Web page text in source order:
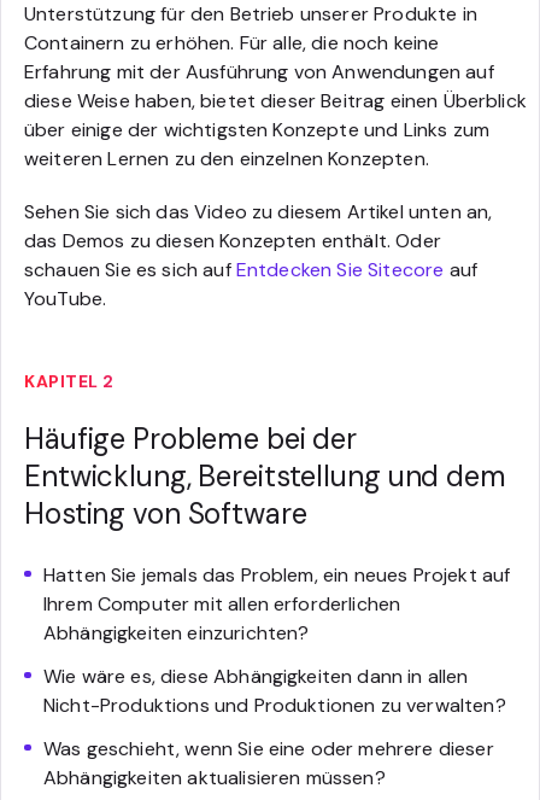
Unterstützung für den Betrieb unserer Produkte in
Containern zu erhöhen. Für alle, die noch keine
Erfahrung mit der Ausführung von Anwendungen auf
diese Weise haben, bietet dieser Beitrag einen Überblick
über einige der wichtigsten Konzepte und Links zum
weiteren Lernen zu den einzelnen Konzepten.
Sehen Sie sich das Video zu diesem Artikel unten an,
das Demos zu diesen Konzepten enthält. Oder
schauen Sie es sich aufEntdecken Sie Sitecore auf
YouTube.
KAPITEL 2
Häufige Probleme bei der
Entwicklung, Bereitstellung und dem
Hosting von Software
Hatten Sie jemals das Problem, ein neues Projekt auf
Ihrem Computer mit allen erforderlichen
Abhängigkeiten einzurichten?
Wie wäre es, diese Abhängigkeiten dann in allen
Nicht-Produktions und Produktionen zu verwalten?
Was geschieht, wenn Sie eine oder mehrere dieser
Abhängigkeiten aktualisieren müssen?